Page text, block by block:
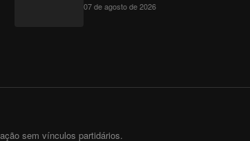
07 de agosto de 2026
sem vínculos partidários.